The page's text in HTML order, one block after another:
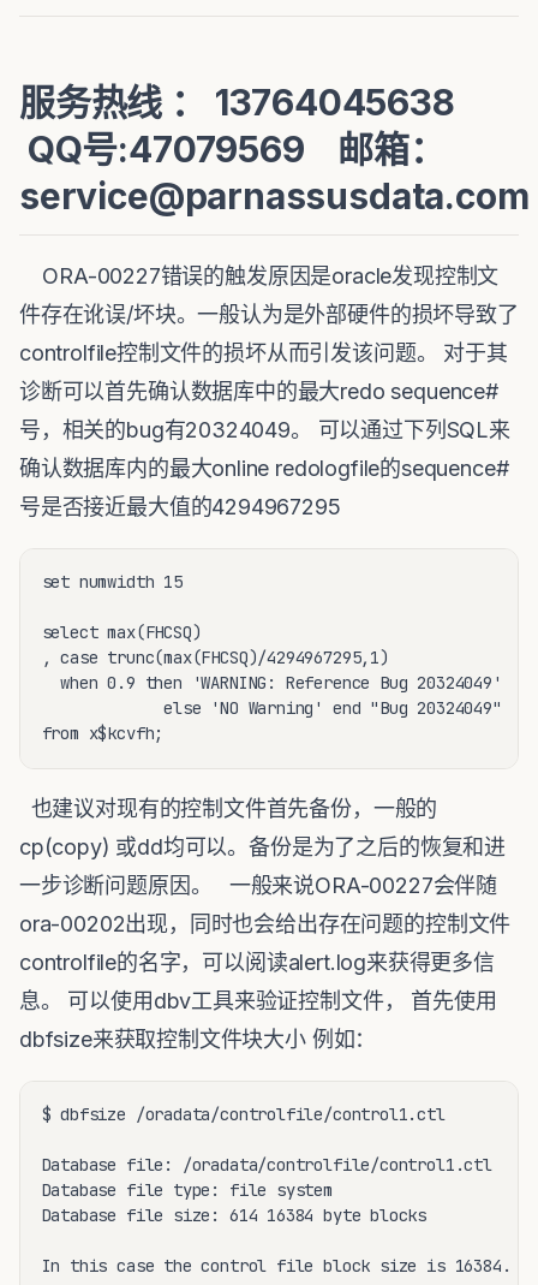
服务热线 ： 13764045638
QQ号:47079569 邮箱：
service@parnassusdata.com
ORA-00227错误的触发原因是oracle发现控制文
件存在讹误/坏块。一般认为是外部硬件的损坏导致了
controlfile控制文件的损坏从而引发该问题。 对于其
诊断可以首先确认数据库中的最大redo sequence#
号，相关的bug有20324049。 可以通过下列SQL来
确认数据库内的最大online redologfile的sequence#
号是否接近最大值的4294967295
set numwidth 15
select max(FHCSQ)
, case trunc(max(FHCSQ)/4294967295,1)
when 0.9 then 'WARNING: Reference Bug 20324049'
else 'NO Warning' end "Bug 20324049"
from x$kcvfh;
也建议对现有的控制文件首先备份，一般的
cp(copy) 或dd均可以。备份是为了之后的恢复和进
一步诊断问题原因。 一般来说ORA-00227会伴随
ora-00202出现，同时也会给出存在问题的控制文件
controlfile的名字，可以阅读alert.log来获得更多信
息。 可以使用dbv工具来验证控制文件， 首先使用
dbfsize来获取控制文件块大小 例如：
$ dbfsize /oradata/controlfile/control1.ctl
Database file: /oradata/controlfile/control1.ctl
Database file type: file system
Database file size: 614 16384 byte blocks
In this case the control file block size is 16384.